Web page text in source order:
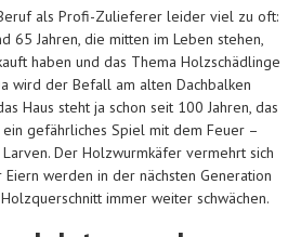
als Profi-Zulieferer leider viel zu oft:
65 Jahren, die mitten im Leben stehen,
haben und das Thema Holzschädlinge
wird der Befall am alten Dachbalken
Haus steht ja schon seit 100 Jahren, das
ein gefährliches Spiel mit dem Feuer –
Der Holzwurmkäfer vermehrt sich
werden in der nächsten Generation
immer weiter schwächen.